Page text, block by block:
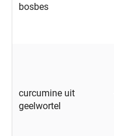
bosbes
curcumine uit
geelwortel